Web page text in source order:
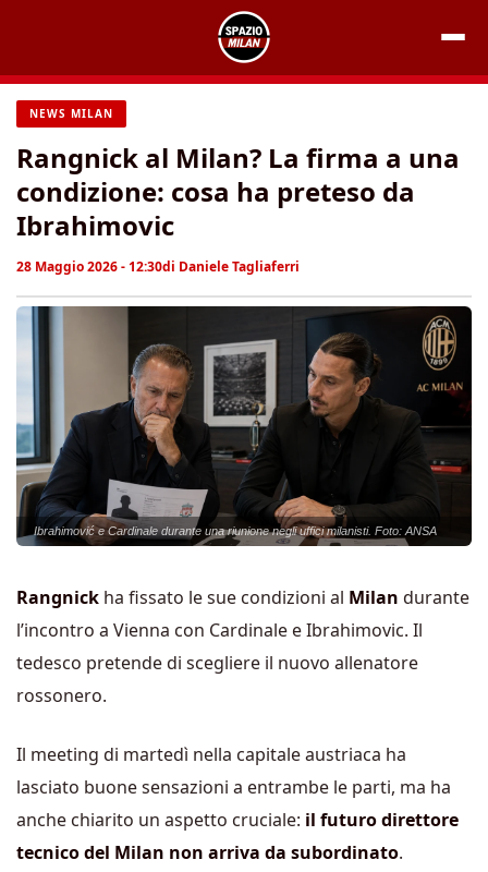
contenuto
NEWS MILAN
Rangnick al Milan? La firma a una
condizione: cosa ha preteso da
Ibrahimovic
28 Maggio 2026 - 12:30di Daniele Tagliaferri
Ibrahimović e Cardinale durante una riunione negli uffici milanisti. Foto: ANSA
Rangnick ha fissato le sue condizioni al Milan durante
l’incontro a Vienna con Cardinale e Ibrahimovic. Il
tedesco pretende di scegliere il nuovo allenatore
rossonero.
Il meeting di martedì nella capitale austriaca ha
lasciato buone sensazioni a entrambe le parti, ma ha
anche chiarito un aspetto cruciale: il futuro direttore
tecnico del Milan non arriva da subordinato.